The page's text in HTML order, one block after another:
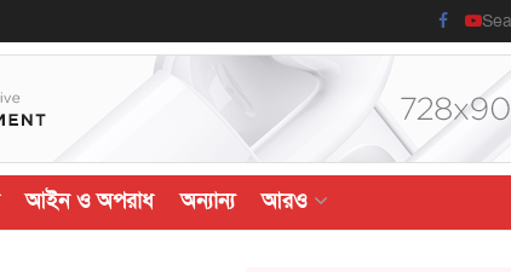
আইন ও অপরাধ অন্যান্য আরও